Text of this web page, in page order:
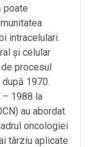
poate
intracelulari.
și celular
procesul
1970.
– 1988 la
au abordat
oncologiei
târziu aplicate